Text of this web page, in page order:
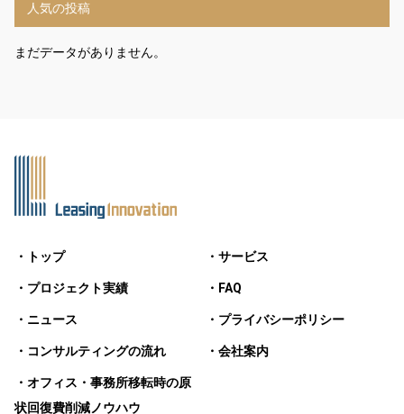
人気の投稿
まだデータがありません。
・トップ ・サービス
・プロジェクト実績 ・FAQ
・ニュース ・プライバシーポリシー
・コンサルティングの流れ ・会社案内
・オフィス・事務所移転時の原
状回復費削減ノウハウ